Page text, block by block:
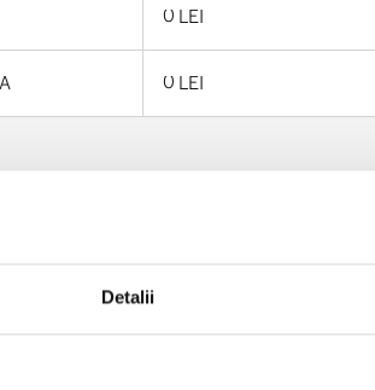
Detalii
0 LEI
0 LEI